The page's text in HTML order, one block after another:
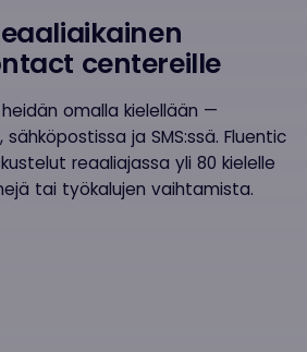
centereille
omalla kielellään —
ja SMS:ssä. Fluentic
reaaliajassa yli 80 kielelle
tai työkalujen vaihtamista.